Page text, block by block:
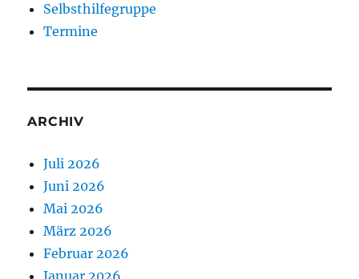
Selbsthilfegruppe
Termine
ARCHIV
Juli 2026
Juni 2026
Mai 2026
März 2026
Februar 2026